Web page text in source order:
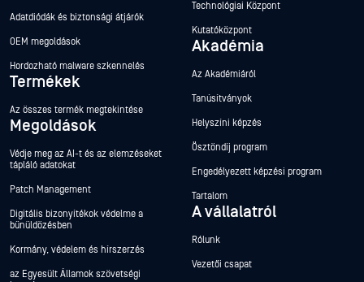
Adatdiódák és biztonsági átjárók
OEM megoldások
Hordozható malware szkennelés
Termékek
Az összes termék megtekintése
Megoldások
Védje meg az AI-t és az elemzéseket
tápláló adatokat
Patch Management
Digitális bizonyítékok védelme a
bűnüldözésben
Kormány, védelem és hírszerzés
az Egyesült Államok szövetségi
Technológiai Központ
Kutatóközpont
Akadémia
Az Akadémiáról
Tanúsítványok
Helyszíni képzés
Ösztöndíj program
Engedélyezett képzési program
Tartalom
A vállalatról
Rólunk
Vezetői csapat